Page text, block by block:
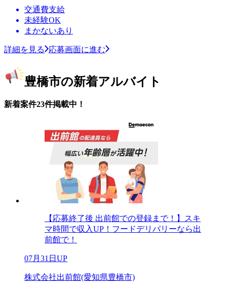
交通費支給
未経験OK
まかないあり
詳細を見る 応募画面に進む
豊橋市の新着アルバイト
新着案件23件掲載中！
【応募終了後 出前館での登録まで！】スキ
マ時間で収入UP！フードデリバリーなら出
前館で！
07月31日UP
株式会社出前館(愛知県豊橋市)